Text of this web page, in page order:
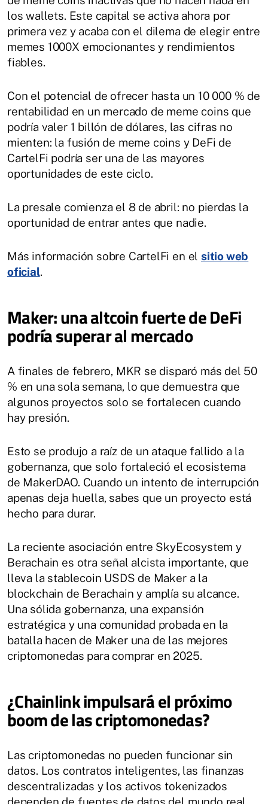
los wallets. Este capital se activa ahora por
primera vez y acaba con el dilema de elegir entre
memes 1000X emocionantes y rendimientos
fiables.
Con el potencial de ofrecer hasta un 10 000 % de
rentabilidad en un mercado de meme coins que
podría valer 1 billón de dólares, las cifras no
mienten: la fusión de meme coins y DeFi de
CartelFi podría ser una de las mayores
oportunidades de este ciclo.
La presale comienza el 8 de abril: no pierdas la
oportunidad de entrar antes que nadie.
Más información sobre CartelFi en el sitio web
oficial.
Maker: una altcoin fuerte de DeFi
podría superar al mercado
A finales de febrero, MKR se disparó más del 50
% en una sola semana, lo que demuestra que
algunos proyectos solo se fortalecen cuando
hay presión.
Esto se produjo a raíz de un ataque fallido a la
gobernanza, que solo fortaleció el ecosistema
de MakerDAO. Cuando un intento de interrupción
apenas deja huella, sabes que un proyecto está
hecho para durar.
La reciente asociación entre SkyEcosystem y
Berachain es otra señal alcista importante, que
lleva la stablecoin USDS de Maker a la
blockchain de Berachain y amplía su alcance.
Una sólida gobernanza, una expansión
estratégica y una comunidad probada en la
batalla hacen de Maker una de las mejores
criptomonedas para comprar en 2025.
¿Chainlink impulsará el próximo
boom de las criptomonedas?
Las criptomonedas no pueden funcionar sin
datos. Los contratos inteligentes, las finanzas
descentralizadas y los activos tokenizados